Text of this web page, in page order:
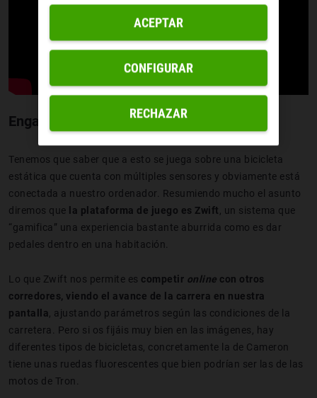
Engañando con la bici de tus sueños
Tenemos que saber que a esto se juega sobre una bicicleta
estática que cuenta con múltiples sensores y obviamente está
conectada a nuestro ordenador. Resumiendo mucho el asunto
diremos que la plataforma de juego es Zwift , un sistema que
“gamifica” una experiencia bastante aburrida como es dar
pedales dentro en una habitación.
Lo que Zwift nos permite es competir online con otros
corredores, viendo el avance de la carrera en nuestra
pantalla , ajustando parámetros según las condiciones de la
carretera. Pero si os fijáis muy bien en las imágenes, hay
diferentes tipos de bicicletas, concretamente la de Cameron
tiene unas ruedas fluorescentes que bien podrían ser las de las
motos de Tron.
RECHAZAR
ACEPTAR
CONFIGURAR